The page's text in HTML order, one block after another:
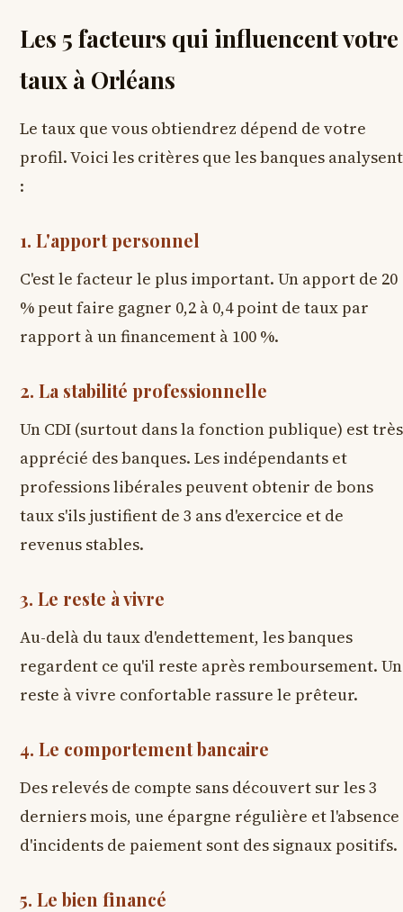
Les 5 facteurs qui influencent votre
taux à Orléans
Le taux que vous obtiendrez dépend de votre
profil. Voici les critères que les banques analysent
:
1. L'apport personnel
C'est le facteur le plus important. Un apport de 20
% peut faire gagner 0,2 à 0,4 point de taux par
rapport à un financement à 100 %.
2. La stabilité professionnelle
Un CDI (surtout dans la fonction publique) est très
apprécié des banques. Les indépendants et
professions libérales peuvent obtenir de bons
taux s'ils justifient de 3 ans d'exercice et de
revenus stables.
3. Le reste à vivre
Au-delà du taux d'endettement, les banques
regardent ce qu'il reste après remboursement. Un
reste à vivre confortable rassure le prêteur.
4. Le comportement bancaire
Des relevés de compte sans découvert sur les 3
derniers mois, une épargne régulière et l'absence
d'incidents de paiement sont des signaux positifs.
5. Le bien financé